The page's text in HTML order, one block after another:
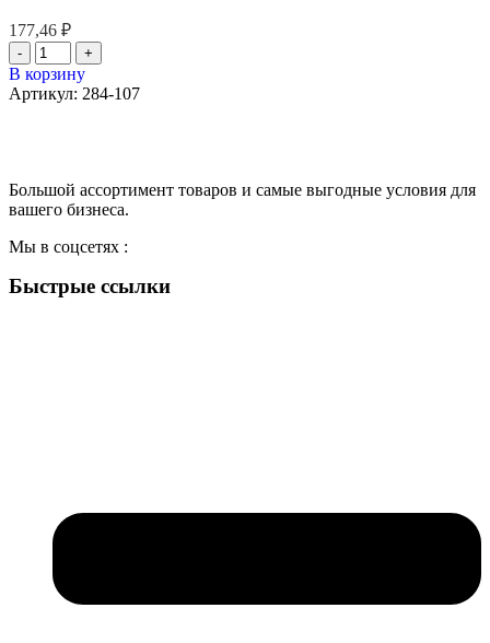
177,46 ₽
В корзину
Артикул: 284-107
Большой ассортимент товаров и самые выгодные условия для
вашего бизнеса.
Мы в соцсетях :
Быстрые ссылки